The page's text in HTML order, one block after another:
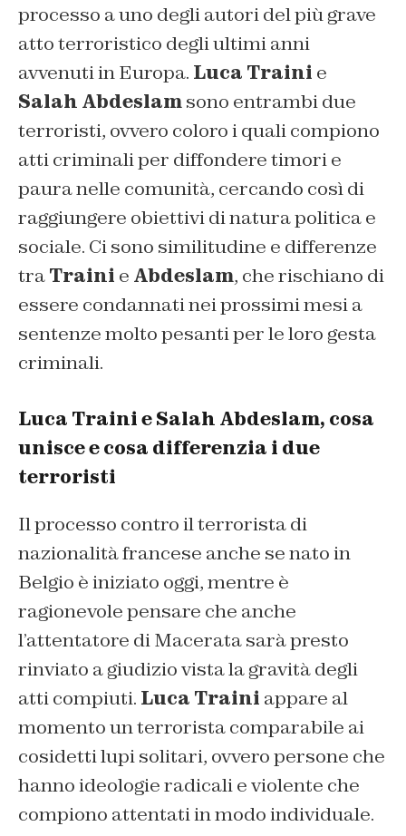
processo a uno degli autori del più grave
atto terroristico degli ultimi anni
avvenuti in Europa. Luca Traini e
Salah Abdeslamsono entrambi due
terroristi, ovvero coloro i quali compiono
atti criminali per diffondere timori e
paura nelle comunità, cercando così di
raggiungere obiettivi di natura politica e
sociale. Ci sono similitudine e differenze
traTraini e Abdeslam, che rischiano di
essere condannati nei prossimi mesi a
sentenze molto pesanti per le loro gesta
criminali.
Luca Traini e Salah Abdeslam, cosa
unisce e cosa differenzia i due
terroristi
Il processo contro il terrorista di
nazionalità francese anche se nato in
Belgio è iniziato oggi, mentre è
ragionevole pensare che anche
l’attentatore di Macerata sarà presto
rinviato a giudizio vista la gravità degli
atti compiuti. Luca Traini appare al
momento un terrorista comparabile ai
cosidetti lupi solitari, ovvero persone che
hanno ideologie radicali e violente che
compiono attentati in modo individuale.